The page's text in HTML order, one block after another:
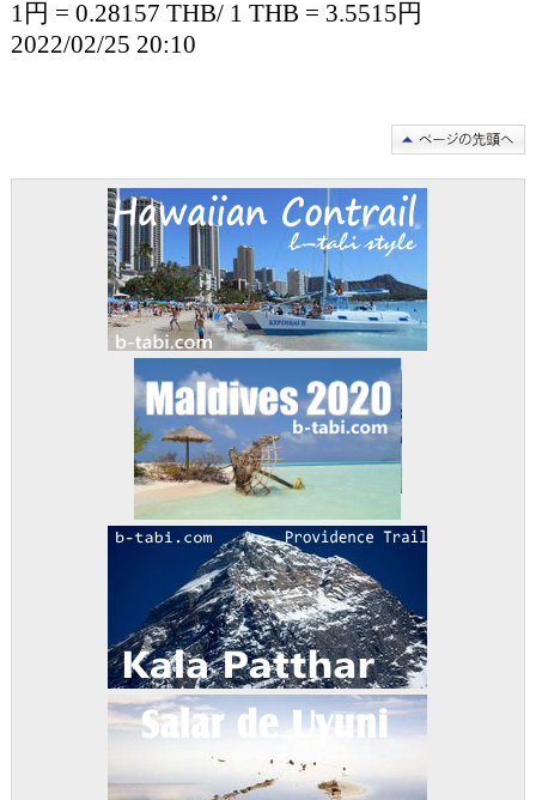
1円 = 0.28157 THB/ 1 THB = 3.5515円
2022/02/25 20:10